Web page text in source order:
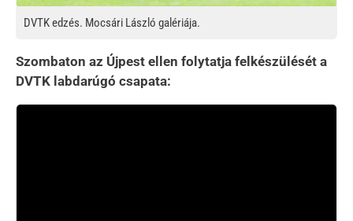
DVTK edzés. Mocsári László galériája.
Szombaton az Újpest ellen folytatja felkészülését a
DVTK labdarúgó csapata: